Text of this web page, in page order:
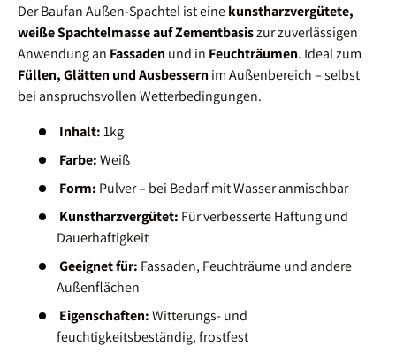
Der Baufan Außen-Spachtel ist einekunstharzvergütete,
weiße Spachtelmasse auf Zementbasiszur zuverlässigen
Anwendung an Fassadenund in Feuchträumen. Ideal zum
Füllen, Glätten und Ausbessernim Außenbereich – selbst
bei anspruchsvollen Wetterbedingungen.
Inhalt:1kg
Farbe:Weiß
Form: Pulver – bei Bedarf mit Wasser anmischbar
Kunstharzvergütet: Für verbesserte Haftung und
Dauerhaftigkeit
Geeignet für: Fassaden, Feuchträume und andere
Außenflächen
Eigenschaften:Witterungs- und
feuchtigkeitsbeständig, frostfest